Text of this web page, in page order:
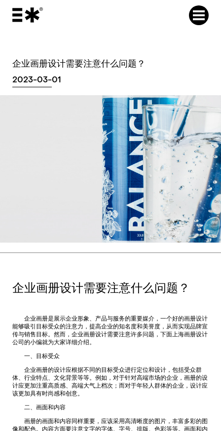
企业画册设计需要注意什么问题？
2023-03-01
企业画册设计需要注意什么问题？
企业画册是展示企业形象、产品与服务的重要媒介，一个好的画册设计
能够吸引目标受众的注意力，提高企业的知名度和美誉度，从而实现品牌宣
传与销售目标。然而，企业画册设计需要注意许多问题，下面上海画册设计
公司 的小编就为大家详细介绍。
一、目标受众
企业画册的设计应根据不同的目标受众进行定位和设计，包括受众群
体、行业特点、文化背景等等。例如，对于针对高端市场的企业，画册的设
计应更加注重高质感、高端大气上档次；而对于年轻人群体的企业，设计应
该更加具有时尚感和创意。
二、画面和内容
画册的画面和内容同样重要，应该采用高清晰度的图片，丰富多彩的图
像和配色。内容方面要注意文字的字体、字号、排版、色彩等等。画面和内